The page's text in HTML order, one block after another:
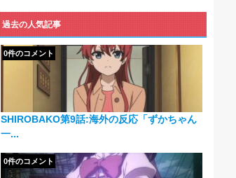
過去の人気記事
SHIROBAKO第9話:海外の反応「ずかちゃん
一...
0件のコメント
0件のコメント